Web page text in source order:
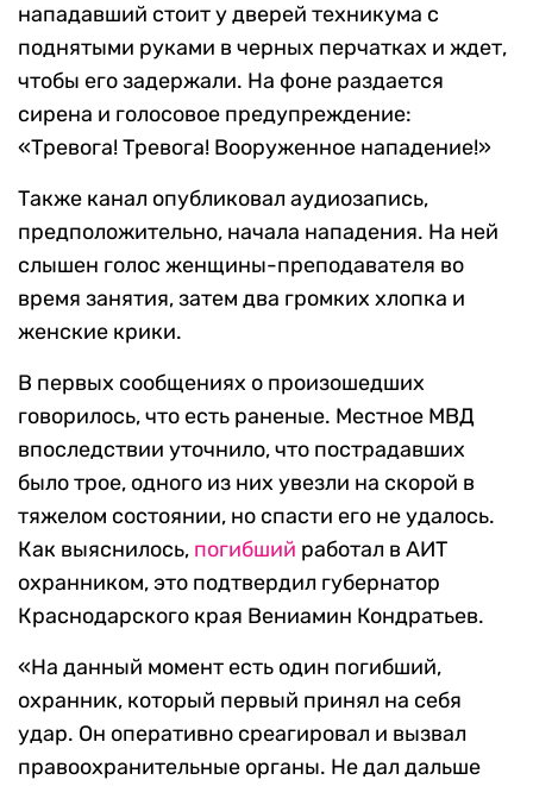
нападавший стоит у дверей техникума с
поднятыми руками в черных перчатках и ждет,
чтобы его задержали. На фоне раздается
сирена и голосовое предупреждение:
«Тревога! Тревога! Вооруженное нападение!»
Также канал опубликовал аудиозапись,
предположительно, начала нападения. На ней
слышен голос женщины-преподавателя во
время занятия, затем два громких хлопка и
женские крики.
В первых сообщениях о произошедших
говорилось, что есть раненые. Местное МВД
впоследствии уточнило, что пострадавших
было трое, одного из них увезли на скорой в
тяжелом состоянии, но спасти его не удалось.
Как выяснилось, погибший работал в АИТ
охранником, это подтвердил губернатор
Краснодарского края Вениамин Кондратьев.
«На данный момент есть один погибший,
охранник, который первый принял на себя
удар. Он оперативно среагировал и вызвал
правоохранительные органы. Не дал дальше